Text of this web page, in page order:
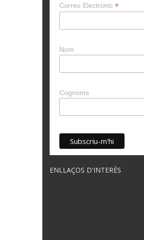
Correu Electrònic *
Nom
Cognoms
ENLLAÇOS D'INTERÈS